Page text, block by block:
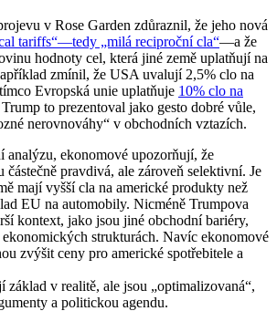
v Rose Garden zdůraznil, že jeho nová
tariffs“—tedy „milá reciproční cla“—a že
hodnoty cel, která jiné země uplatňují na
zmínil, že USA uvalují 2,5% clo na
Evropská unie uplatňuje 10% clo na
to prezentoval jako gesto dobré vůle,
nerovnováhy“ v obchodních vztazích.
analýzu, ekonomové upozorňují, že
částečně pravdivá, ale zároveň selektivní. Je
mají vyšší cla na americké produkty než
EU na automobily. Nicméně Trumpova
kontext, jako jsou jiné obchodní bariéry,
strukturách. Navíc ekonomové
zvýšit ceny pro americké spotřebitele a
základ v realitě, ale jsou „optimalizovaná“,
a politickou agendu.